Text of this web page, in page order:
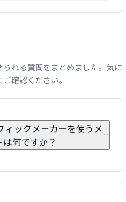
れる質問をまとめました。気に
確認ください。
ィックメーカーを使うメ
は何ですか？